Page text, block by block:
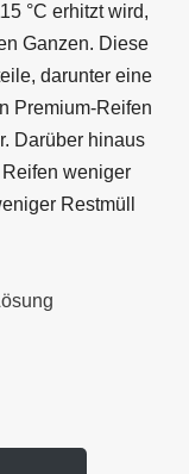
°C erhitzt wird,
Ganzen. Diese
darunter eine
Premium-Reifen
Darüber hinaus
weniger
Restmüll